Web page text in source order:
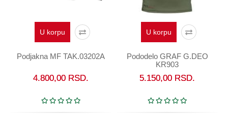
U korpu
Podjakna MF TAK.03202A
4.800,00 RSD.
U korpu
Pododelo GRAF G.DEO
KR903
5.150,00 RSD.